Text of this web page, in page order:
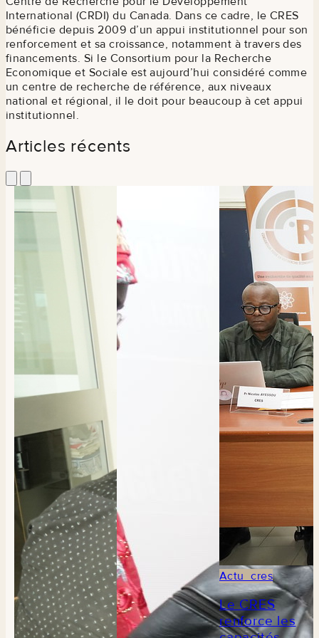
International (CRDI) du Canada. Dans ce cadre, le CRES
bénéficie depuis 2009 d’un appui institutionnel pour son
renforcement et sa croissance, notamment à travers des
financements. Si le Consortium pour la Recherche
Economique et Sociale est aujourd’hui considéré comme
un centre de recherche de référence, aux niveaux
national et régional, il le doit pour beaucoup à cet appui
institutionnel.
Articles récents
Actu_cres
Le CRES
renforce les